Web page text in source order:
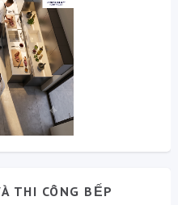
THI CÔNG BẾP